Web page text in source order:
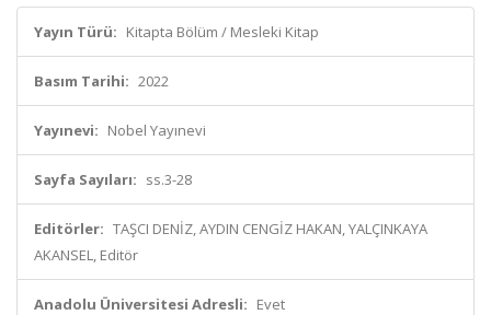
Yayın Türü: Kitapta Bölüm / Mesleki Kitap
Basım Tarihi: 2022
Yayınevi: Nobel Yayınevi
Sayfa Sayıları: ss.3-28
Editörler: TAŞCI DENİZ, AYDIN CENGİZ HAKAN, YALÇINKAYA
AKANSEL, Editör
Anadolu Üniversitesi Adresli: Evet